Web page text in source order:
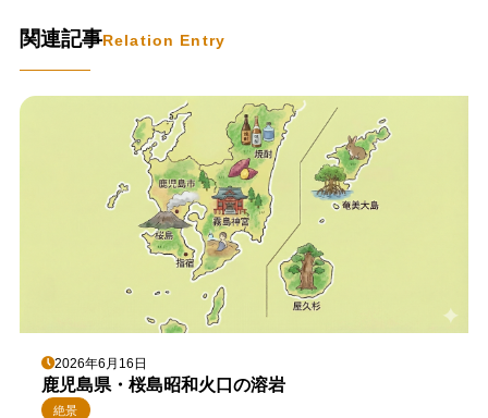
関連記事Relation Entry
2026年6月16日
鹿児島県・桜島昭和火口の溶岩
絶景